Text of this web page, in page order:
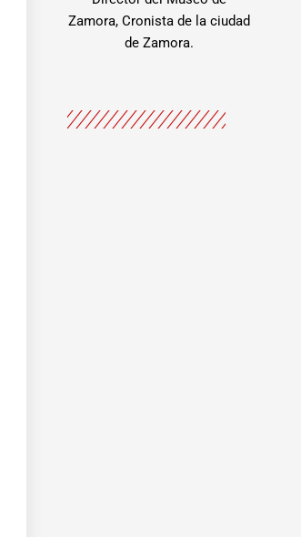
Zamora, Cronista de la ciudad
de Zamora.